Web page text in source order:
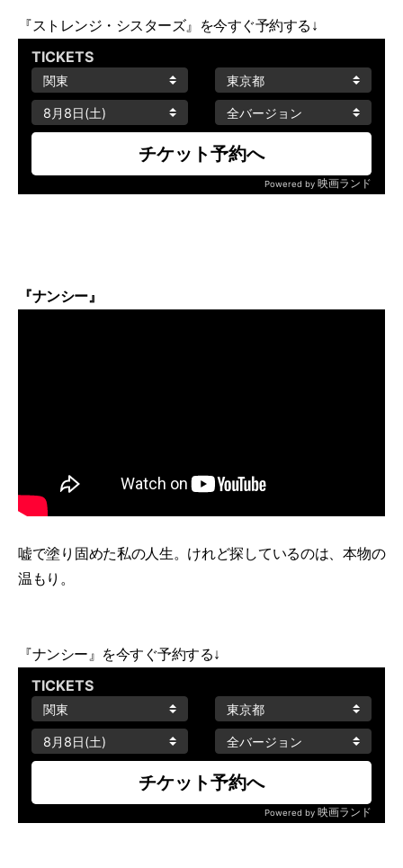
『ストレンジ・シスターズ』を今すぐ予約する↓
『ナンシー』
嘘で塗り固めた私の人生。けれど探しているのは、本物の
温もり。
『ナンシー』を今すぐ予約する↓